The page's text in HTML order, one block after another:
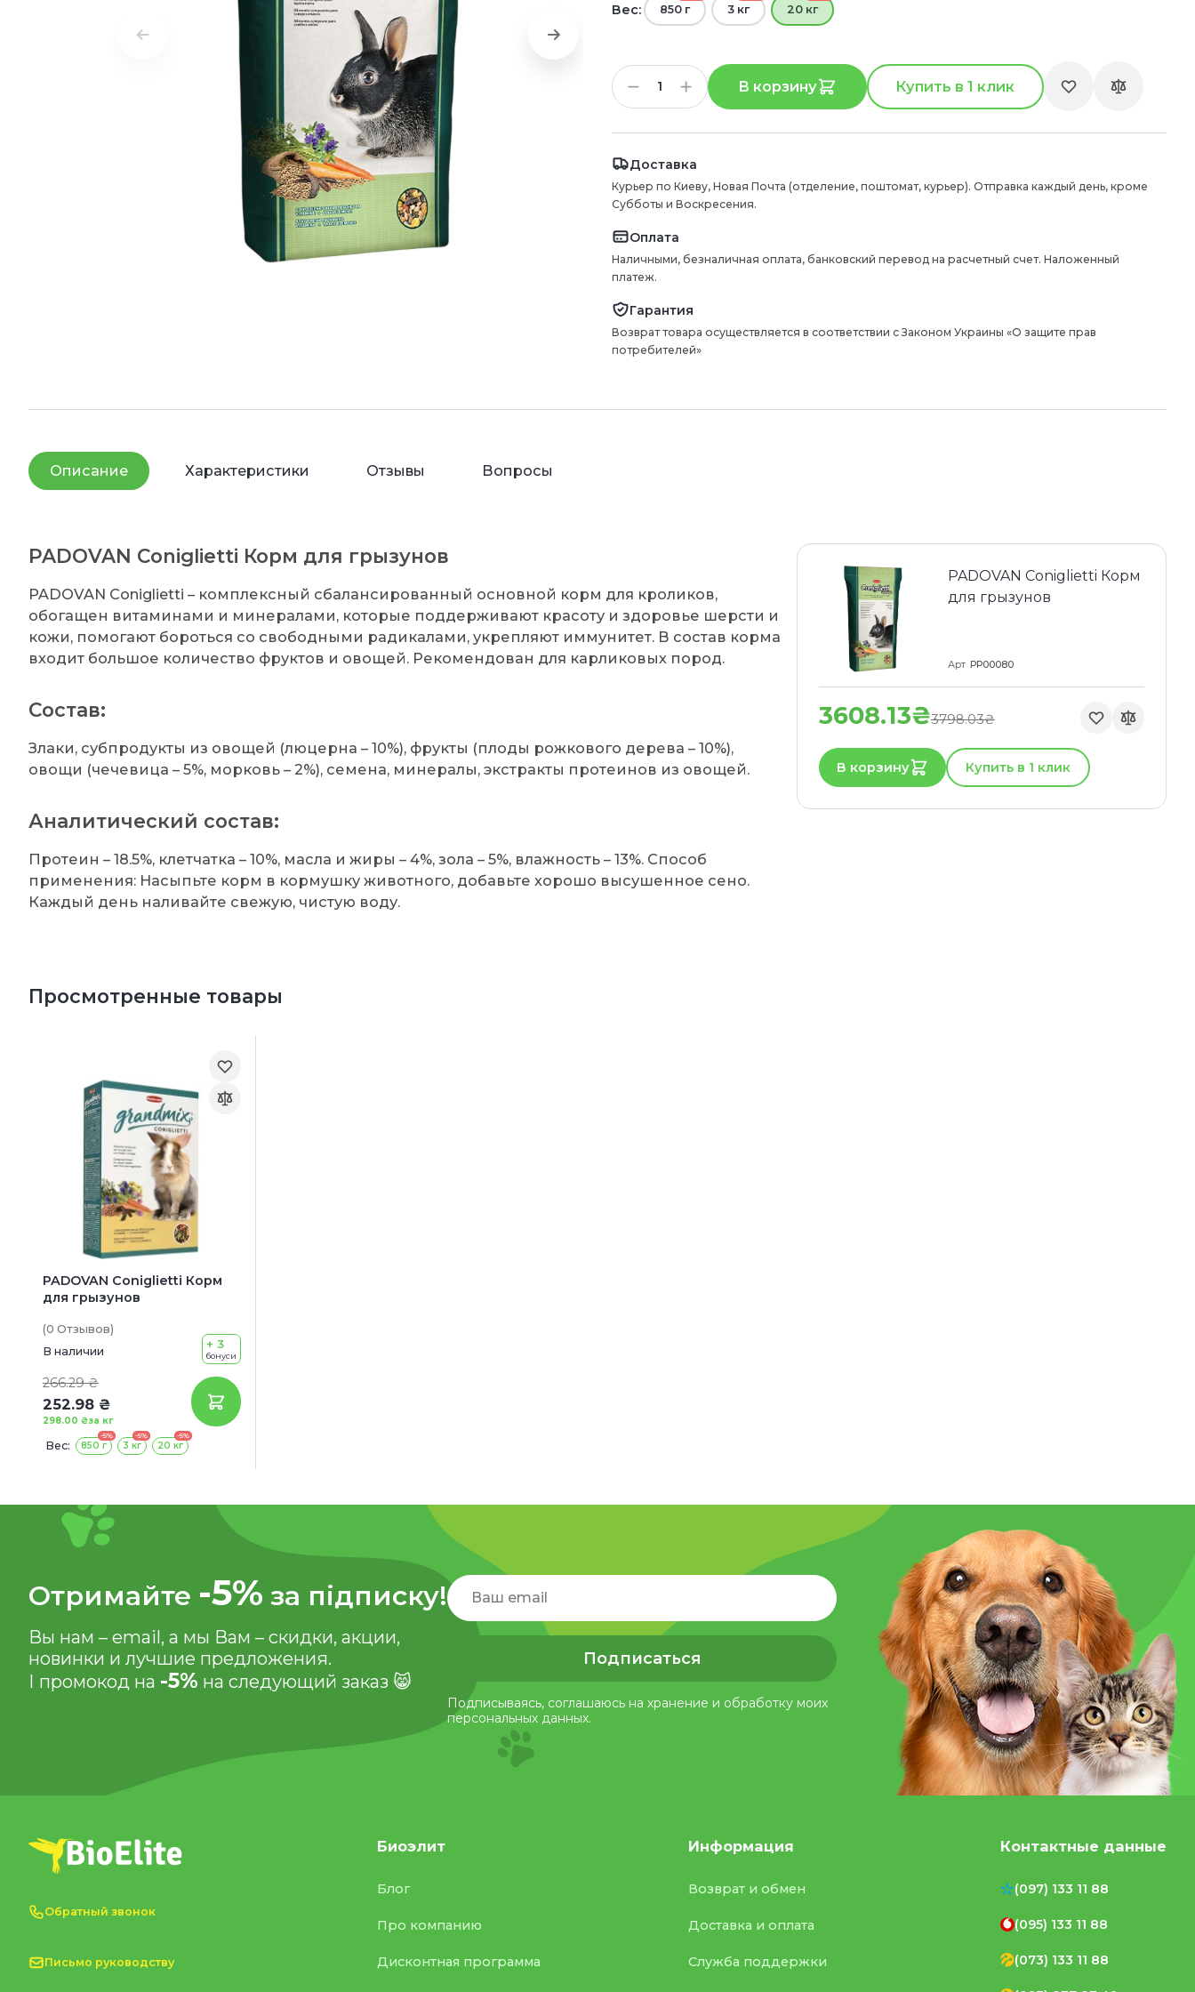
Вес: 850 г 3 кг 20 кг
В корзину Купить в 1 клик
Доставка
Курьер по Киеву, Новая Почта (отделение, поштомат, курьер). Отправка каждый день, кроме
Субботы и Воскресения.
Оплата
Наличными, безналичная оплата, банковский перевод на расчетный счет. Наложенный
платеж.
Гарантия
Возврат товара осуществляется в соответствии с Законом Украины «О защите прав
потребителей»
Описание Характеристики Отзывы Вопросы
PADOVAN Coniglietti Корм для грызунов
PADOVAN Coniglietti – комплексный сбалансированный основной корм для кроликов,
обогащен витаминами и минералами, которые поддерживают красоту и здоровье шерсти и
кожи, помогают бороться со свободными радикалами, укрепляют иммунитет. В состав корма
входит большое количество фруктов и овощей. Рекомендован для карликовых пород.
Состав:
Злаки, субпродукты из овощей (люцерна – 10%), фрукты (плоды рожкового дерева – 10%),
овощи (чечевица – 5%, морковь – 2%), семена, минералы, экстракты протеинов из овощей.
Аналитический состав:
Протеин – 18.5%, клетчатка – 10%, масла и жиры – 4%, зола – 5%, влажность – 13%. Способ
применения: Насыпьте корм в кормушку животного, добавьте хорошо высушенное сено.
Каждый день наливайте свежую, чистую воду.
PADOVAN Coniglietti Корм
для грызунов
Арт PP00080
3608.13₴3798.03₴
В корзину Купить в 1 клик
Просмотренные товары
PADOVAN Coniglietti Корм
для грызунов
(0 Отзывов)
В наличии
266.29 ₴
252.98 ₴
за кг
298.00 ₴
+ 3
бонуси
Вес:
-5%
850 г
-5%
3 кг
-5%
20 кг
Отримайте -5% за підписку!
Вы нам – email, а мы Вам – скидки, акции,
новинки и лучшие предложения.
І промокод на -5% на следующий заказ 😸
Подписаться
Подписываясь, соглашаюсь на хранение и обработку моих
персональных данных.
Обратный звонок
Письмо руководству
Биоэлит
Блог
Про компанию
Дисконтная программа
Информация
Возврат и обмен
Доставка и оплата
Служба поддержки
Контактные данные
(097) 133 11 88
(095) 133 11 88
(073) 133 11 88